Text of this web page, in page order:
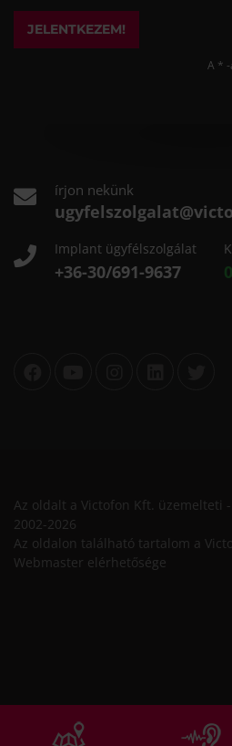
JELENTKEZEM!
A *
írjon nekünk
Implant ügyfélszolgálat
+36-30/691-9637
Az oldalt a Victofon Kft. üzemelteti
2002-2026
Az oldalon található tartalom a
Webmaster elérhetősége